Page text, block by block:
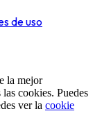
de uso
la mejor
cookies. Puedes
ver la cookie